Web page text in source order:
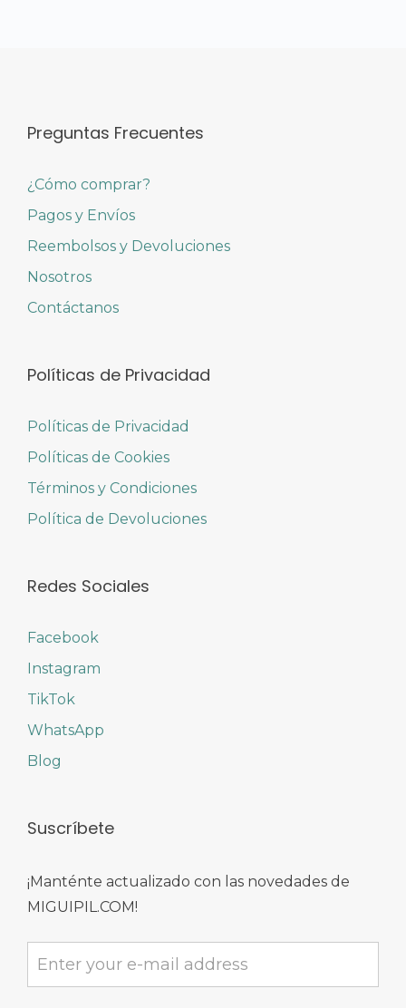
Preguntas Frecuentes
¿Cómo comprar?
Pagos y Envíos
Reembolsos y Devoluciones
Nosotros
Contáctanos
Políticas de Privacidad
Políticas de Privacidad
Políticas de Cookies
Términos y Condiciones
Política de Devoluciones
Redes Sociales
Facebook
Instagram
TikTok
WhatsApp
Blog
Suscríbete
¡Manténte actualizado con las novedades de
MIGUIPIL.COM!